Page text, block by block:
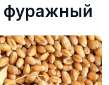
фуражный